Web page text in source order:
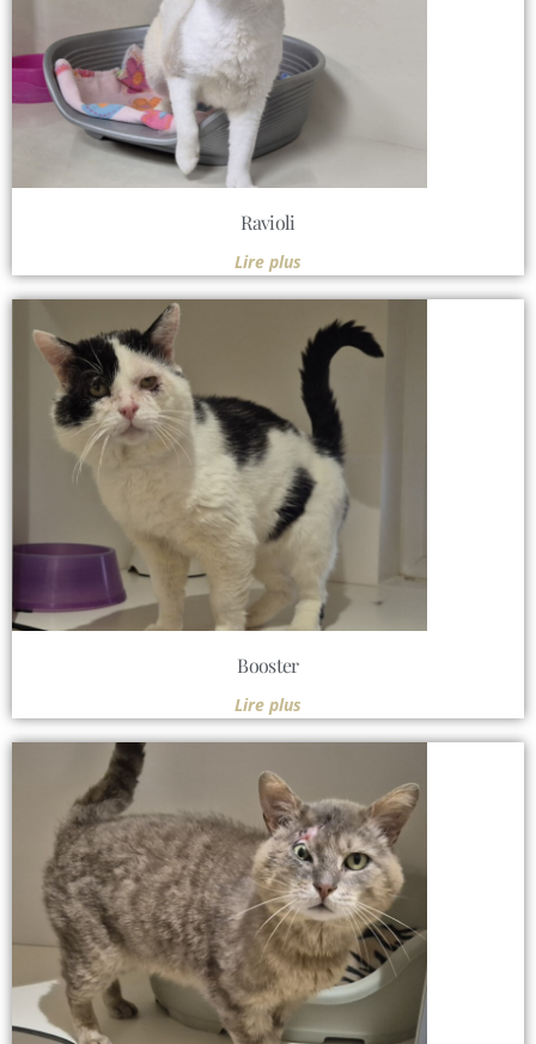
Ravioli
Lire plus
Booster
Lire plus